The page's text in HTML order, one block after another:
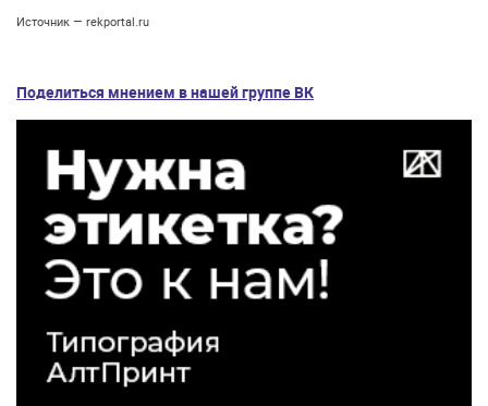
Источник — rekportal.ru
Поделиться мнением в нашей группе ВК